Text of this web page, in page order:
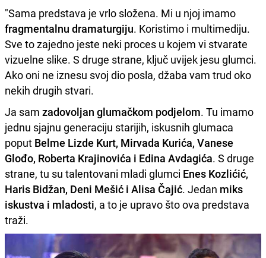
"Sama predstava je vrlo složena. Mi u njoj imamo
fragmentalnu dramaturgiju. Koristimo i multimediju.
Sve to zajedno jeste neki proces u kojem vi stvarate
vizuelne slike. S druge strane, ključ uvijek jesu glumci.
Ako oni ne iznesu svoj dio posla, džaba vam trud oko
nekih drugih stvari.
Ja sam zadovoljan glumačkom podjelom. Tu imamo
jednu sjajnu generaciju starijih, iskusnih glumaca
poput Belme Lizde Kurt, Mirvada Kurića, Vanese
Glođo, Roberta Krajinovića i Edina Avdagića. S druge
strane, tu su talentovani mladi glumci Enes Kozlićić,
Haris Bidžan, Deni Mešić i Alisa Čajić. Jedan miks
iskustva i mladosti, a to je upravo što ova predstava
traži.